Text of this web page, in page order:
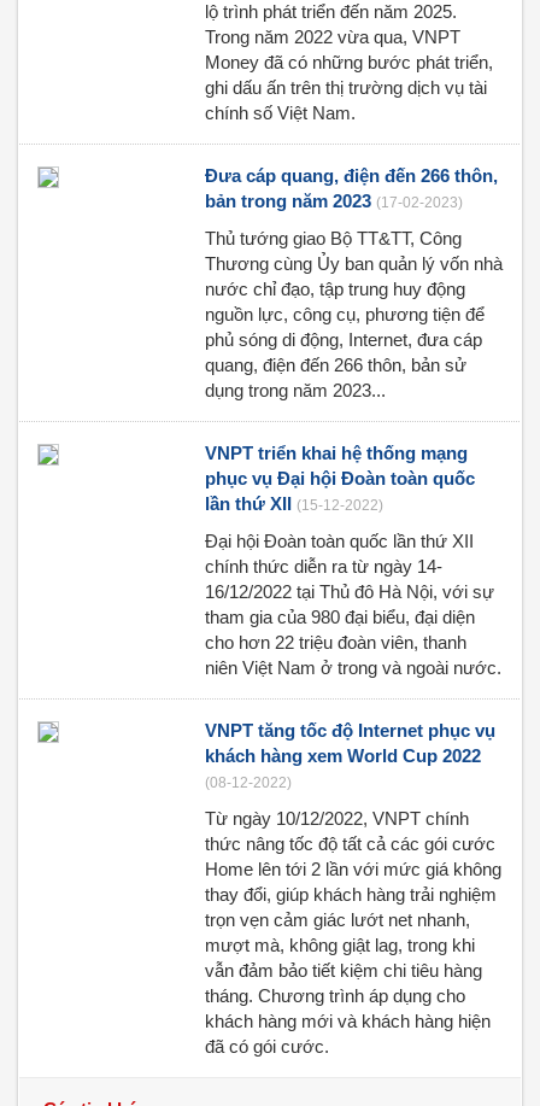
lộ trình phát triển đến năm 2025.
Trong năm 2022 vừa qua, VNPT
Money đã có những bước phát triển,
ghi dấu ấn trên thị trường dịch vụ tài
chính số Việt Nam.
Đưa cáp quang, điện đến 266 thôn,
bản trong năm 2023 (17-02-2023)
Thủ tướng giao Bộ TT&TT, Công
Thương cùng Ủy ban quản lý vốn nhà
nước chỉ đạo, tập trung huy động
nguồn lực, công cụ, phương tiện để
phủ sóng di động, Internet, đưa cáp
quang, điện đến 266 thôn, bản sử
dụng trong năm 2023...
VNPT triển khai hệ thống mạng
phục vụ Đại hội Đoàn toàn quốc
lần thứ XII (15-12-2022)
Đại hội Đoàn toàn quốc lần thứ XII
chính thức diễn ra từ ngày 14-
16/12/2022 tại Thủ đô Hà Nội, với sự
tham gia của 980 đại biểu, đại diện
cho hơn 22 triệu đoàn viên, thanh
niên Việt Nam ở trong và ngoài nước.
VNPT tăng tốc độ Internet phục vụ
khách hàng xem World Cup 2022
(08-12-2022)
Từ ngày 10/12/2022, VNPT chính
thức nâng tốc độ tất cả các gói cước
Home lên tới 2 lần với mức giá không
thay đổi, giúp khách hàng trải nghiệm
trọn vẹn cảm giác lướt net nhanh,
mượt mà, không giật lag, trong khi
vẫn đảm bảo tiết kiệm chi tiêu hàng
tháng. Chương trình áp dụng cho
khách hàng mới và khách hàng hiện
đã có gói cước.